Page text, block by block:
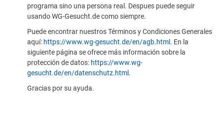
programa sino una persona real. Despues puede seguir
usando WG-Gesucht.de como siempre.
Puede encontrar nuestros Términos y Condiciones Generales
aquí: https://www.wg-gesucht.de/en/agb.html . En la
siguiente página se ofrece más información sobre la
protección de datos: https://www.wg-
gesucht.de/en/datenschutz.html .
Gracias por su ayuda.